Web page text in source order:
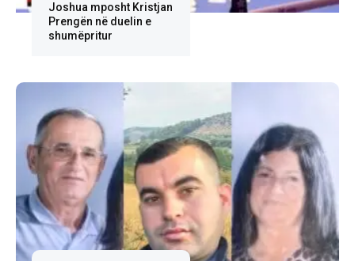
Joshua mposht Kristjan
Prengën në duelin e
shumëpritur